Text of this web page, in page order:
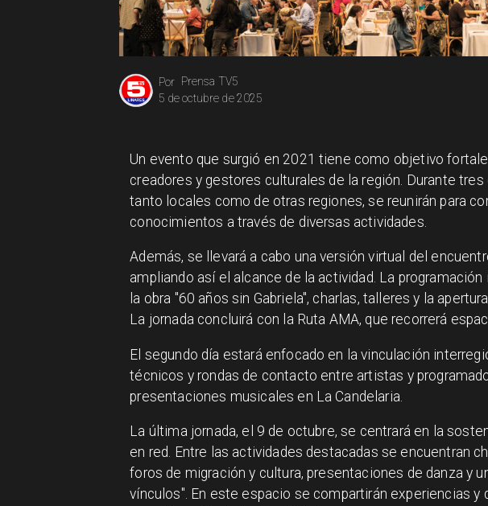
Prensa TV5
Por
5 de octubre de 2025
Un evento que surgió en 2021 tiene como objetivo
creadores y gestores culturales de la región. Durante
tanto locales como de otras regiones, se reunirán para
conocimientos a través de diversas actividades.
Además, se llevará a cabo una versión virtual del
ampliando así el alcance de la actividad. La
la obra "60 años sin Gabriela", charlas, talleres y la
La jornada concluirá con la Ruta AMA, que recorrerá
El segundo día estará enfocado en la vinculación
técnicos y rondas de contacto entre artistas y
presentaciones musicales en La Candelaria.
La última jornada, el 9 de octubre, se centrará en la
en red. Entre las actividades destacadas se encuentran
foros de migración y cultura, presentaciones de danza y
vínculos". En este espacio se compartirán experiencias y